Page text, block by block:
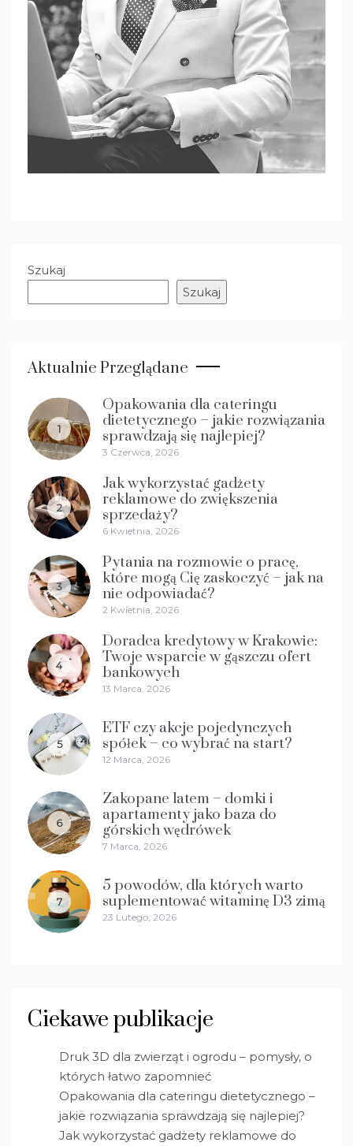
Szukaj
Szukaj
Aktualnie Przeglądane
1
Opakowania dla cateringu
dietetycznego – jakie rozwiązania
sprawdzają się najlepiej?
3 Czerwca, 2026
2
Jak wykorzystać gadżety
reklamowe do zwiększenia
sprzedaży?
6 Kwietnia, 2026
3
Pytania na rozmowie o pracę,
które mogą Cię zaskoczyć – jak na
nie odpowiadać?
2 Kwietnia, 2026
4
Doradca kredytowy w Krakowie:
Twoje wsparcie w gąszczu ofert
bankowych
13 Marca, 2026
5
ETF czy akcje pojedynczych
spółek – co wybrać na start?
12 Marca, 2026
6
Zakopane latem – domki i
apartamenty jako baza do
górskich wędrówek
7 Marca, 2026
7
5 powodów, dla których warto
suplementować witaminę D3 zimą
23 Lutego, 2026
Ciekawe publikacje
Druk 3D dla zwierząt i ogrodu – pomysły, o
których łatwo zapomnieć
Opakowania dla cateringu dietetycznego –
jakie rozwiązania sprawdzają się najlepiej?
Jak wykorzystać gadżety reklamowe do